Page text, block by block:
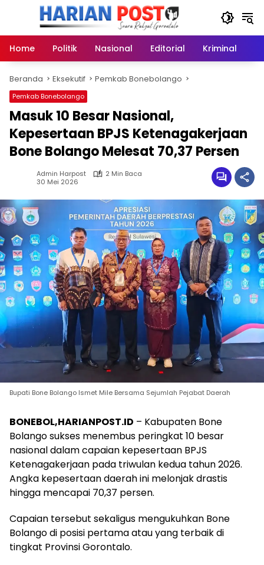
Home
Politik Nasional Editorial Kriminal
Beranda Eksekutif Pemkab Bonebolango
Pemkab Bonebolango
Masuk 10 Besar Nasional,
Kepesertaan BPJS Ketenagakerjaan
Bone Bolango Melesat 70,37 Persen
Admin Harpost
2 Min Baca
30 Mei 2026
Bupati Bone Bolango Ismet Mile Bersama Sejumlah Pejabat Daerah
BONEBOL,HARIANPOST.ID – Kabupaten Bone
Bolango sukses menembus peringkat 10 besar
nasional dalam capaian kepesertaan BPJS
Ketenagakerjaan pada triwulan kedua tahun 2026.
Angka kepesertaan daerah ini melonjak drastis
hingga mencapai 70,37 persen.
Capaian tersebut sekaligus mengukuhkan Bone
Bolango di posisi pertama atau yang terbaik di
tingkat Provinsi Gorontalo.